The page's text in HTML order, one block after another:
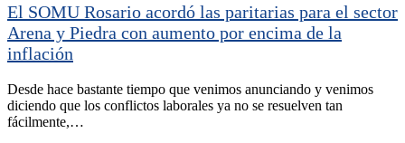
El SOMU Rosario acordó las paritarias para el sector
Arena y Piedra con aumento por encima de la
inflación
Desde hace bastante tiempo que venimos anunciando y venimos
diciendo que los conflictos laborales ya no se resuelven tan
fácilmente,…